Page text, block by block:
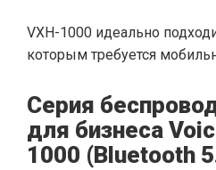
VXH-1000 идеально
которым требуется
Серия
для бизнеса
1000 (Bluetooth